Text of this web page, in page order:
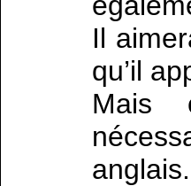
Il
qu’il
Mais
anglais.